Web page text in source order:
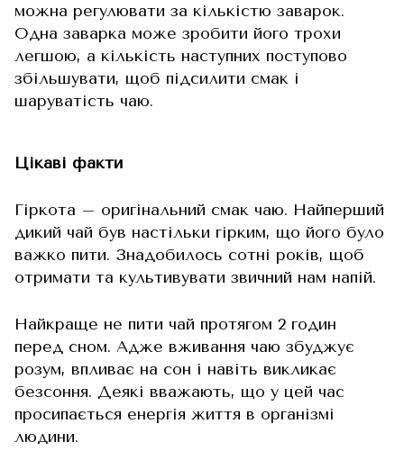
можна регулювати за кількістю заварок.
Одна заварка може зробити його трохи
легшою, а кількість наступних поступово
збільшувати, щоб підсилити смак і
шаруватість чаю.
Цікаві факти
Гіркота – оригінальний смак чаю. Найперший
дикий чай був настільки гірким, що його було
важко пити. Знадобилось сотні років, щоб
отримати та культивувати звичний нам напій.
Найкраще не пити чай протягом 2 годин
перед сном. Адже вживання чаю збуджує
розум, впливає на сон і навіть викликає
безсоння. Деякі вважають, що у цей час
просипається енергія життя в організмі
людини.